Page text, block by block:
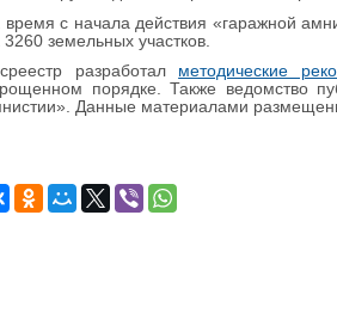
время с начала действия «гаражной
3260 земельных участков.
разработал методические
порядке. Также ведомство
Данные материалами